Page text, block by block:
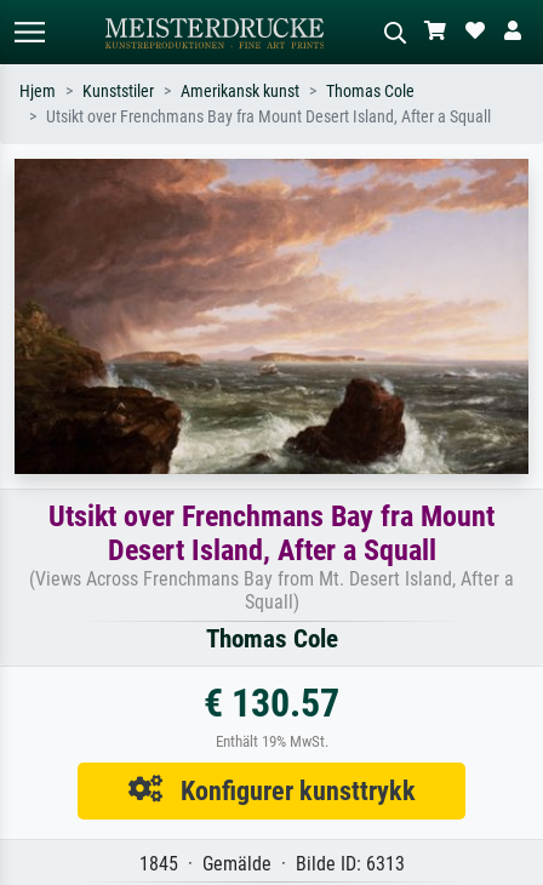
Søk etter kunstner, tittel eller stil – for
eksempel Monet, Stjernenatt,
impresjonisme, Hokusai-bølgen, akt.
Beskriv scenen – for eksempel grønn
eng, abstrakt med mye rødt, mørkt
oljemaleri, stående akt ved et tre.
Hjem Kunststiler Amerikansk kunst
Thomas Cole
Utsikt over Frenchmans Bay fra Mount Desert Island, After a Squall
Utsikt over Frenchmans Bay fra Mount
Desert Island, After a Squall
(Views Across Frenchmans Bay from Mt. Desert Island, After a
Squall)
Thomas Cole
€ 130.57
Enthält 19% MwSt.
Konfigurer kunsttrykk
1845 · Gemälde · Bilde ID: 6313